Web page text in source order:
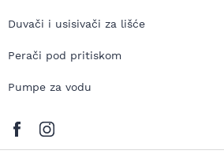
Duvači i usisivači za lišće
Perači pod pritiskom
Pumpe za vodu